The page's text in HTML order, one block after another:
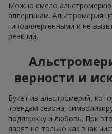
Можно смело альстромерию
аллергикам. Альстромерия
гипоаллергенными и не
реакций.
верности и
Букет из альстромерий,
трендам сезона,
поддержку и любовь. При
дарят не только как знак